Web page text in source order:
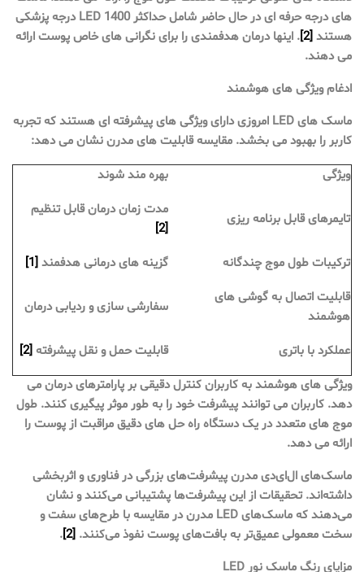
های درجه حرفه ای در حال حاضر شامل حداکثر 1400 LED درجه پزشکی
هستند[2] . اینها درمان هدفمندی را برای نگرانی های خاص پوست ارائه
می دهند.
ادغام ویژگی های هوشمند
ماسک های LED امروزی دارای ویژگی های پیشرفته ای هستند که تجربه
کاربر را بهبود می بخشد. مقایسه قابلیت های مدرن نشان می دهد:
ویژگی
بهره مند شوند
تایمرهای قابل برنامه ریزی
مدت زمان درمان قابل تنظیم
[2]
ترکیبات طول موج چندگانه
گزینه های درمانی هدفمند[1]
قابلیت اتصال به گوشی های
هوشمند
سفارشی سازی و ردیابی درمان
عملکرد با باتری قابلیت حمل و نقل پیشرفته [2]
ویژگی های هوشمند به کاربران کنترل دقیقی بر پارامترهای درمان می
دهد. کاربران می توانند پیشرفت خود را به طور موثر پیگیری کنند. طول
موج های متعدد در یک دستگاه راه حل های دقیق مراقبت از پوست را
ارائه می دهد.
ماسک‌های ال‌ای‌دی مدرن پیشرفت‌های بزرگی در فناوری و اثربخشی
داشته‌اند. تحقیقات از این پیشرفت‌ها پشتیبانی می‌کنند و نشان
می‌دهند که ماسک‌های LED مدرن در مقایسه با طرح‌های سفت و
سخت معمولی عمیق‌تر به بافت‌های پوست نفوذ می‌کنند. [2]
.
مزایای رنگ ماسک نور LED